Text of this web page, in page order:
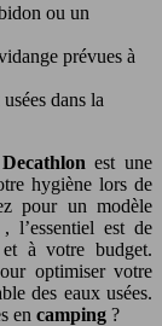
ou un
prévues à
dans la
est une
hygiène lors de
pour un modèle
, l’essentiel est de
à votre budget.
optimiser votre
des eaux usées.
en camping ?